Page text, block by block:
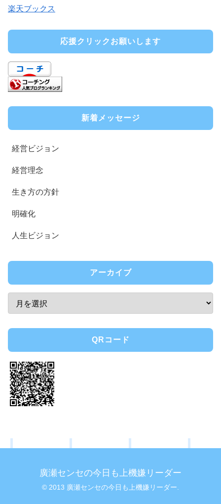
楽天ブックス
応援クリックお願いします
新着メッセージ
経営ビジョン
経営理念
生き方の方針
明確化
人生ビジョン
アーカイブ
QRコード
廣瀬センセの今日も上機嫌リーダー
© 2013 廣瀬センセの今日も上機嫌リーダー.